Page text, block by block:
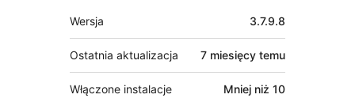
Meta
Wersja 3.7.9.8
Ostatnia aktualizacja 7 miesięcy temu
Włączone instalacje Mniej niż 10